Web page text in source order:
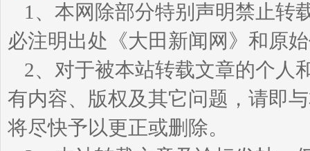
1、本网除部分特别声明禁止转
必注明出处《大田新闻网》和原
2、对于被本站转载文章的个人
有内容、版权及其它问题，请即
将尽快予以更正或删除。